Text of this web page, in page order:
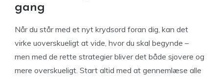
gang
Når du står med et nyt krydsord foran dig, kan det
virke uoverskueligt at vide, hvor du skal begynde –
men med de rette strategier bliver det både sjovere og
mere overskueligt. Start altid med at gennemlæse alle